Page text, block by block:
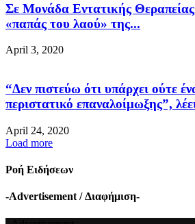
Σε Μονάδα Εντατικής
«παπάς του λαού» της...
April 3, 2020
“Δεν πιστεύω ότι υπάρχει ούτε
περιστατικό επαναλοίμωξης”,
April 24, 2020
Load more
Ροή Ειδήσεων
-Advertisement / Διαφήμιση-